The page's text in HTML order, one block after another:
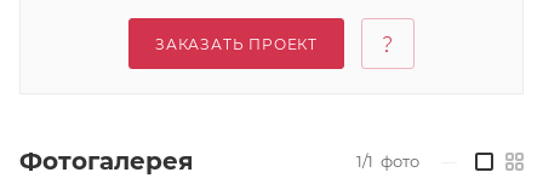
ЗАКАЗАТЬ ПРОЕКТ
Фотогалерея 1/1 фото